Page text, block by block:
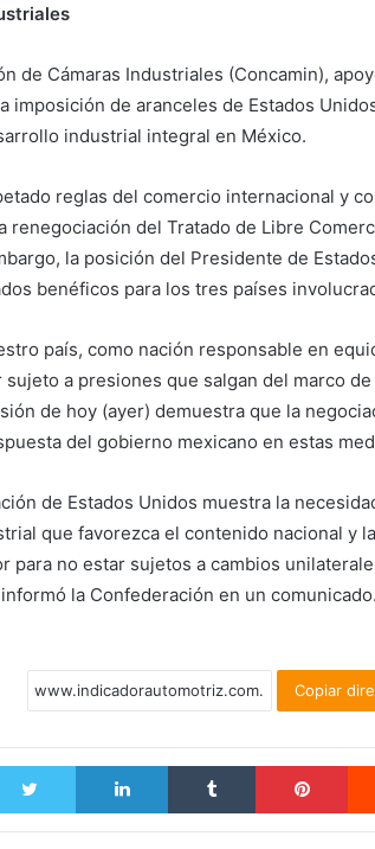
de Cámaras Industriales (Concamin),
imposición de aranceles de Estados
industrial integral en México.
reglas del comercio internacional y
renegociación del Tratado de Libre
la posición del Presidente de
benéficos para los tres países
país, como nación responsable en
sujeto a presiones que salgan del marco
de hoy (ayer) demuestra que la
del gobierno mexicano en estas
de Estados Unidos muestra la
que favorezca el contenido nacional y
para no estar sujetos a cambios
la Confederación en un comunicado.
Copiar
Twitter LinkedIn Tumblr Pinterest